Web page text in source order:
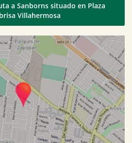
a Sanborns situado en Plaza
Villahermosa